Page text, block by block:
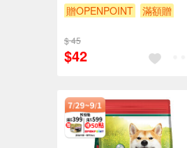
贈OPENPOINT
滿額贈
$ 45
$42